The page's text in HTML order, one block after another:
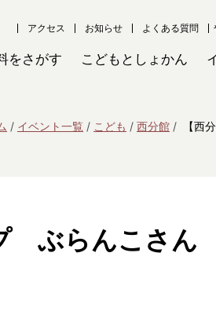
アクセス お知らせ よくある質問
をさがす こどもとしょかん
イベント一覧 こども 西分館 【西
ぶらんこさん